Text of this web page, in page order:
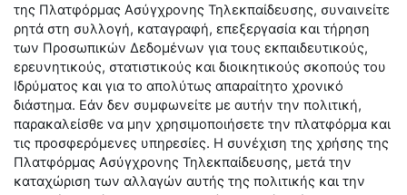
της Πλατφόρμας Ασύγχρονης Τηλεκπαίδευσης, συναινείτε
ρητά στη συλλογή, καταγραφή, επεξεργασία και τήρηση
των Προσωπικών Δεδομένων για τους εκπαιδευτικούς,
ερευνητικούς, στατιστικούς και διοικητικούς σκοπούς του
Ιδρύματος και για το απολύτως απαραίτητο χρονικό
διάστημα. Εάν δεν συμφωνείτε με αυτήν την πολιτική,
παρακαλείσθε να μην χρησιμοποιήσετε την πλατφόρμα και
τις προσφερόμενες υπηρεσίες. Η συνέχιση της χρήσης της
Πλατφόρμας Ασύγχρονης Τηλεκπαίδευσης, μετά την
καταχώριση των αλλαγών αυτής της πολιτικής και την